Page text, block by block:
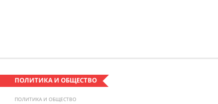
ПОЛИТИКА И ОБЩЕСТВО
ПОЛИТИКА И ОБЩЕСТВО